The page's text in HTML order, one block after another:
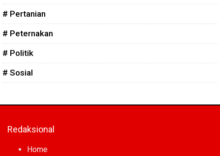
# Pertanian
# Peternakan
# Politik
# Sosial
Redaksional
Home